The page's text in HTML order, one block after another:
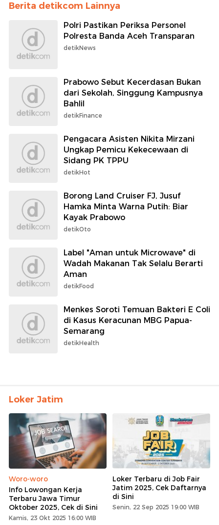
Berita detikcom Lainnya
Polri Pastikan Periksa Personel
Polresta Banda Aceh Transparan
detikNews
Prabowo Sebut Kecerdasan Bukan
dari Sekolah, Singgung Kampusnya
Bahlil
detikFinance
Pengacara Asisten Nikita Mirzani
Ungkap Pemicu Kekecewaan di
Sidang PK TPPU
detikHot
Borong Land Cruiser FJ, Jusuf
Hamka Minta Warna Putih: Biar
Kayak Prabowo
detikOto
Label "Aman untuk Microwave" di
Wadah Makanan Tak Selalu Berarti
Aman
detikFood
Menkes Soroti Temuan Bakteri E Coli
di Kasus Keracunan MBG Papua-
Semarang
detikHealth
Loker Jatim
Woro-woro
Info Lowongan Kerja
Terbaru Jawa Timur
Oktober 2025, Cek di Sini
Kamis, 23 Okt 2025 16:00 WIB
Loker Terbaru di Job Fair
Jatim 2025, Cek Daftarnya
di Sini
Senin, 22 Sep 2025 19:00 WIB